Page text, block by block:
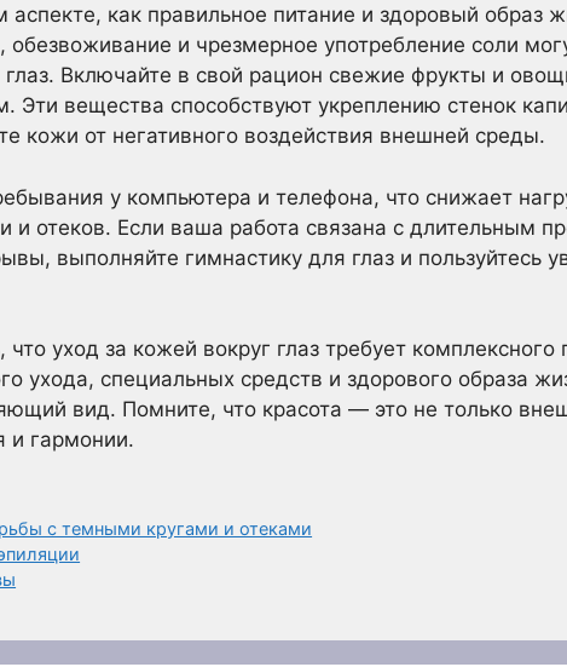
как правильное питание и здоровый образ
и чрезмерное употребление соли
глаз. Включайте в свой рацион свежие фрукты и
вещества способствуют укреплению стенок
кожи от негативного воздействия внешней среды.
у компьютера и телефона, что снижает
и отеков. Если ваша работа связана с длительным
выполняйте гимнастику для глаз и пользуйтесь
уход за кожей вокруг глаз требует комплексного
ухода, специальных средств и здорового образа
вид. Помните, что красота — это не только
и гармонии.
с темными кругами и отеками